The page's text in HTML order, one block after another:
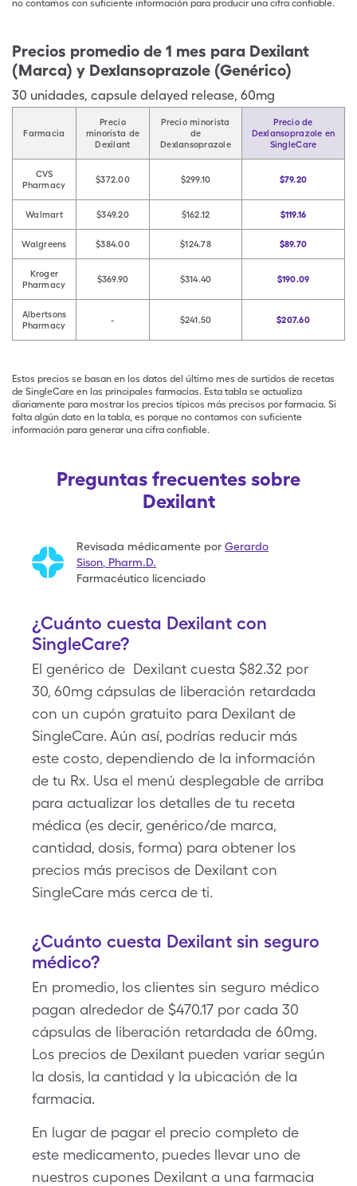
no contamos con suficiente información para producir una cifra confiable.
Precios promedio de 1 mes para Dexilant
(Marca) y Dexlansoprazole (Genérico)
30 unidades, capsule delayed release, 60mg
Farmacia
Precio
minorista de
Dexilant
Precio minorista
de
Dexlansoprazole
Precio de
Dexlansoprazole en
SingleCare
CVS
Pharmacy
$372.00 $299.10 $79.20
Walmart $349.20 $162.12 $119.16
Walgreens $384.00 $124.78 $89.70
Kroger
Pharmacy
$369.90 $314.40 $190.09
Albertsons
Pharmacy
- $241.50 $207.60
Estos precios se basan en los datos del último mes de surtidos de recetas
de SingleCare en las principales farmacias. Esta tabla se actualiza
diariamente para mostrar los precios típicos más precisos por farmacia. Si
falta algún dato en la tabla, es porque no contamos con suficiente
información para generar una cifra confiable.
Preguntas frecuentes sobre
Dexilant
Revisada médicamente por Gerardo
Sison Pharm.D.
Farmacéutico licenciado
¿Cuánto cuesta Dexilant con
SingleCare?
El genérico de Dexilant cuesta $82.32 por
30, 60mg cápsulas de liberación retardada
con un cupón gratuito para Dexilant de
SingleCare. Aún así, podrías reducir más
este costo, dependiendo de la información
de tu Rx. Usa el menú desplegable de arriba
para actualizar los detalles de tu receta
médica (es decir, genérico/de marca,
cantidad, dosis, forma) para obtener los
precios más precisos de Dexilant con
SingleCare más cerca de ti.
¿Cuánto cuesta Dexilant sin seguro
médico?
En promedio, los clientes sin seguro médico
pagan alrededor de $470.17 por cada 30
cápsulas de liberación retardada de 60mg.
Los precios de Dexilant pueden variar según
la dosis, la cantidad y la ubicación de la
farmacia.
En lugar de pagar el precio completo de
este medicamento, puedes llevar uno de
nuestros cupones Dexilant a una farmacia